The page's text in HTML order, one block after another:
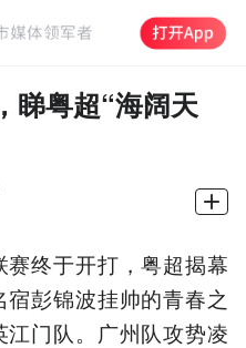
睇粤超“海阔天
终于开打，粤超揭幕
彭锦波挂帅的青春之
门队。广州队攻势凌